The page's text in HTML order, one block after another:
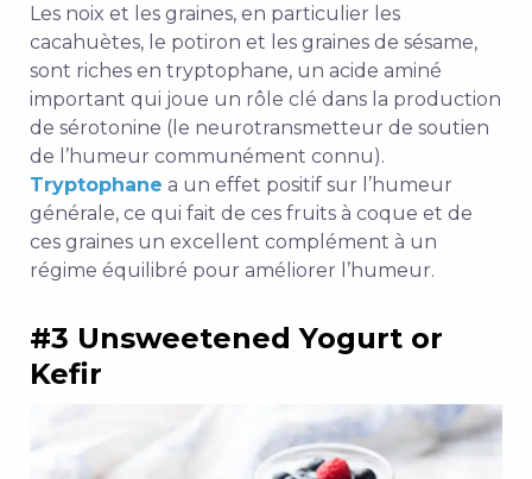
Les noix et les graines, en particulier les
cacahuètes, le potiron et les graines de sésame,
sont riches en tryptophane, un acide aminé
important qui joue un rôle clé dans la production
de sérotonine (le neurotransmetteur de soutien
de l’humeur communément connu).
Tryptophane a un effet positif sur l’humeur
générale, ce qui fait de ces fruits à coque et de
ces graines un excellent complément à un
régime équilibré pour améliorer l’humeur.
#3 Unsweetened Yogurt or
Kefir